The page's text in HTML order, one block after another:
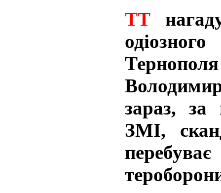
ТТ
зараз, за
ЗМІ,